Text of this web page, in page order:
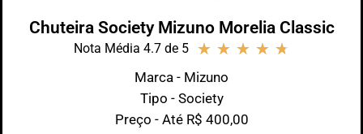
Chuteira Society Mizuno Morelia Classic
Nota Média 4.7 de 5 ★ ★ ★ ★ ★
Marca - Mizuno
Tipo - Society
Preço - Até R$ 400,00